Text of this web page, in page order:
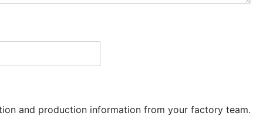
and production information from your factory team.